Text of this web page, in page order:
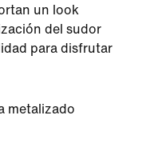
un look
del sudor
para disfrutar
metalizado